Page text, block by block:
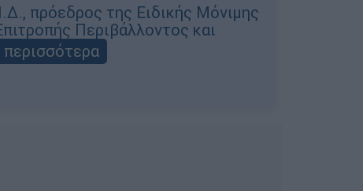
πρόεδρος της Ειδικής Μόνιμης
Περιβάλλοντος και
περισσότερα